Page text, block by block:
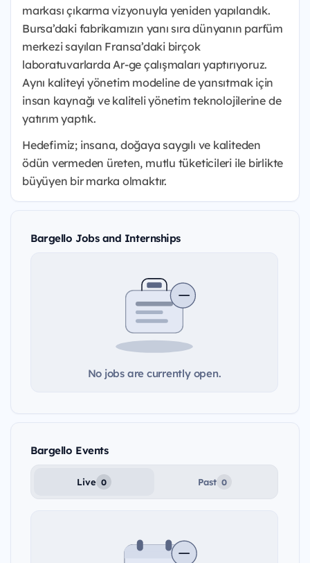
markası çıkarma vizyonuyla yeniden yapılandık.
Bursa’daki fabrikamızın yanı sıra dünyanın parfüm
merkezi sayılan Fransa’daki birçok
laboratuvarlarda Ar-ge çalışmaları yaptırıyoruz.
Aynı kaliteyi yönetim modeline de yansıtmak için
insan kaynağı ve kaliteli yönetim teknolojilerine de
yatırım yaptık.
Hedefimiz; insana, doğaya saygılı ve kaliteden
ödün vermeden üreten, mutlu tüketicileri ile birlikte
büyüyen bir marka olmaktır.
Bargello Jobs and Internships
No jobs are currently open.
Bargello Events
Live 0 Past 0